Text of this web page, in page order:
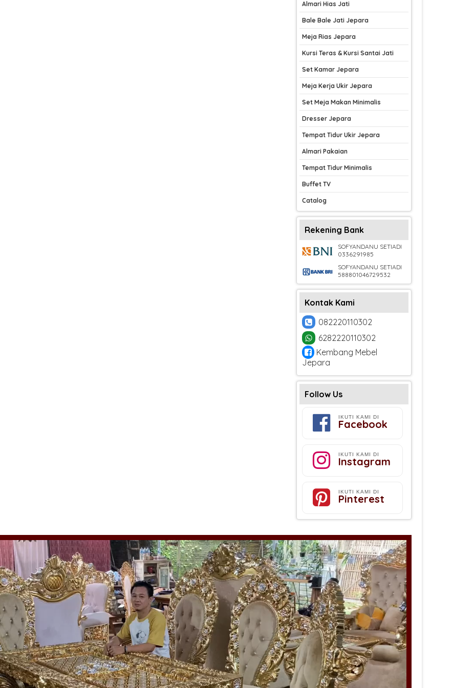
Almari Hias Jati
Bale Bale Jati Jepara
Meja Rias Jepara
Kursi Teras & Kursi Santai Jati
Set Kamar Jepara
Meja Kerja Ukir Jepara
Set Meja Makan Minimalis
Dresser Jepara
Tempat Tidur Ukir Jepara
Almari Pakaian
Tempat Tidur Minimalis
Buffet TV
Catalog
Rekening Bank
SOFYANDANU SETIADI
0336291985
SOFYANDANU SETIADI
588801046729532
Kontak Kami
082220110302
6282220110302
Kembang Mebel
Jepara
Follow Us
IKUTI KAMI DI
Facebook
IKUTI KAMI DI
Instagram
IKUTI KAMI DI
Pinterest